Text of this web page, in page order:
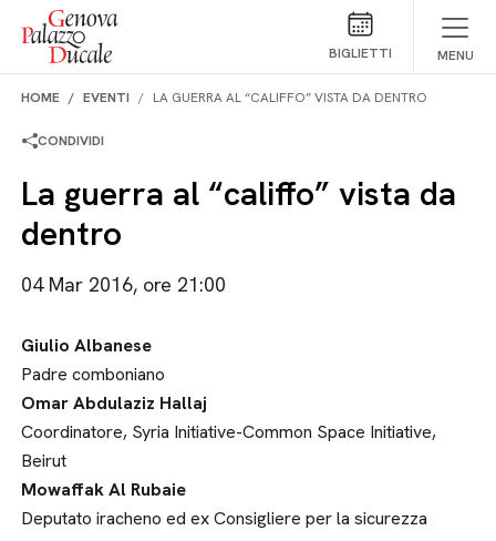
Salta al contenuto
BIGLIETTI MENU
HOME EVENTI LA GUERRA AL “CALIFFO” VISTA DA DENTRO
CONDIVIDI
La guerra al “califfo” vista da
dentro
04 Mar 2016, ore 21:00
Giulio Albanese
Padre comboniano
Omar Abdulaziz Hallaj
Coordinatore, Syria Initiative-Common Space Initiative,
Beirut
Mowaffak Al Rubaie
Deputato iracheno ed ex Consigliere per la sicurezza